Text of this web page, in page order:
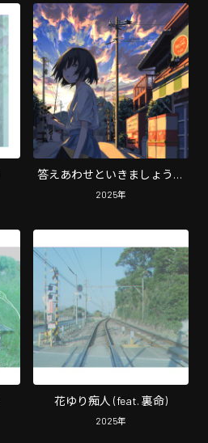
答えあわせといきましょう！
(feat. 裏命)
2025年
花ゆり痴人 (feat. 裏命)
2025年